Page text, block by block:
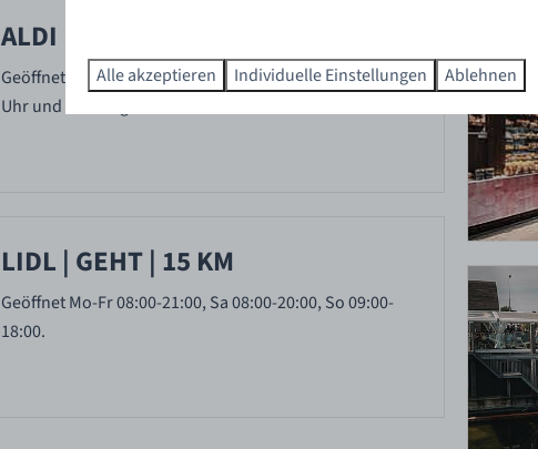
ALDI | KAPELLE | 10 KM
Geöffnet von Montag bis Samstag von 08:00 bis 20:00
Uhr und Sonntag von 12:00 bis 18:00 Uhr.
LIDL | GEHT | 15 KM
Geöffnet Mo-Fr 08:00-21:00, Sa 08:00-20:00, So 09:00-
18:00.
Alle akzeptieren Individuelle Einstellungen Ablehnen